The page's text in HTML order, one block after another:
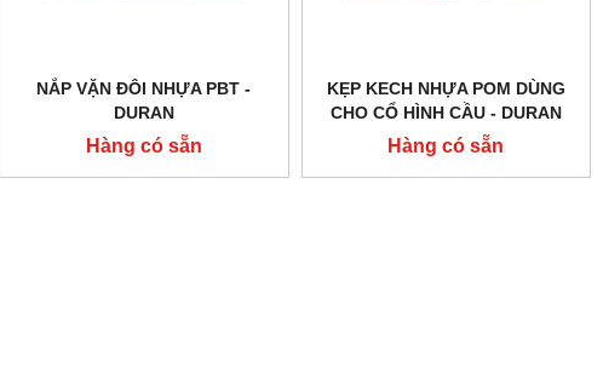
NẮP VẶN ĐÔI NHỰA PBT -
DURAN
Hàng có sẵn
KẸP KECH NHỰA POM DÙNG
CHO CỔ HÌNH CẦU - DURAN
Hàng có sẵn